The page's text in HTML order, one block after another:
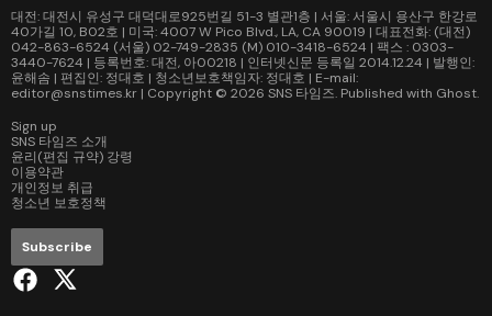
대전: 대전시 유성구 대덕대로925번길 51-3 별관1층 | 서울: 서울시 용산구 한강로
40가길 10, B02호 | 미국: 4007 W Pico Blvd., LA, CA 90019 | 대표전화: (대전)
042-863-6524 (서울) 02-749-2835 (M) 010-3418-6524 | 팩스 : 0303-
3440-7624 | 등록번호: 대전, 아00218 | 인터넷신문 등록일 2014.12.24 | 발행인:
윤해솜 | 편집인: 정대호 | 청소년보호책임자: 정대호 | E-mail:
editor@snstimes.kr | Copyright © 2026 SNS 타임즈. Published with Ghost.
Sign up
SNS 타임즈 소개
윤리(편집 규약) 강령
이용약관
개인정보 취급
청소년 보호정책
Subscribe